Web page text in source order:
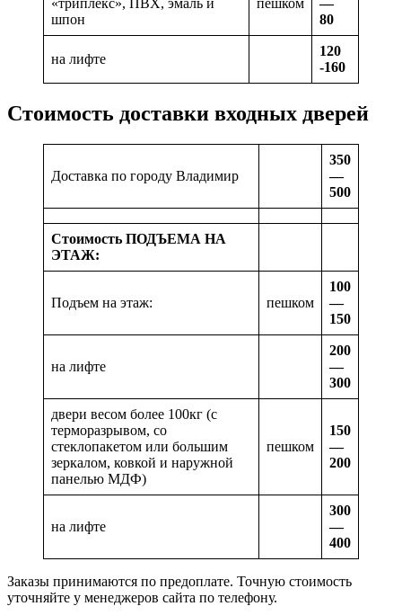
«триплекс», ПВХ, эмаль и
шпон
пешком
—
80
на лифте
120
-160
Стоимость доставки входных дверей
Доставка по городу Владимир
350
—
500
Стоимость ПОДЪЕМА НА
ЭТАЖ:
Подъем на этаж: пешком
100
—
150
на лифте
200
—
300
двери весом более 100кг (с
терморазрывом, со
стеклопакетом или большим
зеркалом, ковкой и наружной
панелью МДФ)
пешком
150
—
200
на лифте
300
—
400
Заказы принимаются по предоплате. Точную стоимость
уточняйте у менеджеров сайта по телефону.